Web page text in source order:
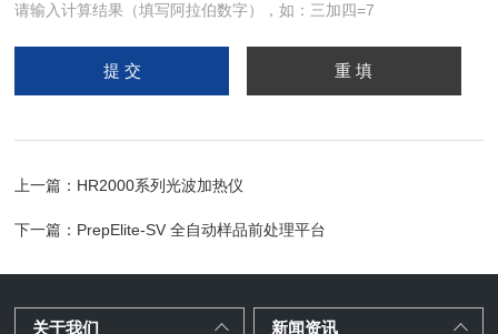
请输入计算结果（填写阿拉伯数字），如：三加四=7
上一篇： HR2000系列光波加热仪
下一篇： PrepElite-SV 全自动样品前处理平台
关于我们 新闻资讯